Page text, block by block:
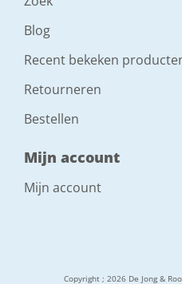
Blog
Recent bekeken
Retourneren
Bestellen
Mijn account
Mijn account
Copyright ; 2026 De Jong &